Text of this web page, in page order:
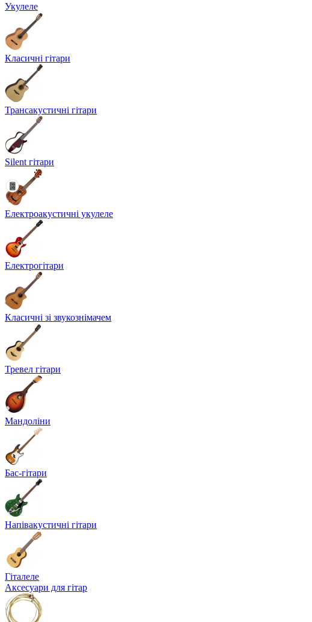
Укулеле
Класичні гітари
Трансакустичні гітари
Silent гітари
Електроакустичні укулеле
Електрогітари
Класичні зі звукознімачем
Тревел гітари
Мандоліни
Бас-гітари
Напівакустичні гітари
Гіталеле
Аксесуари для гітар